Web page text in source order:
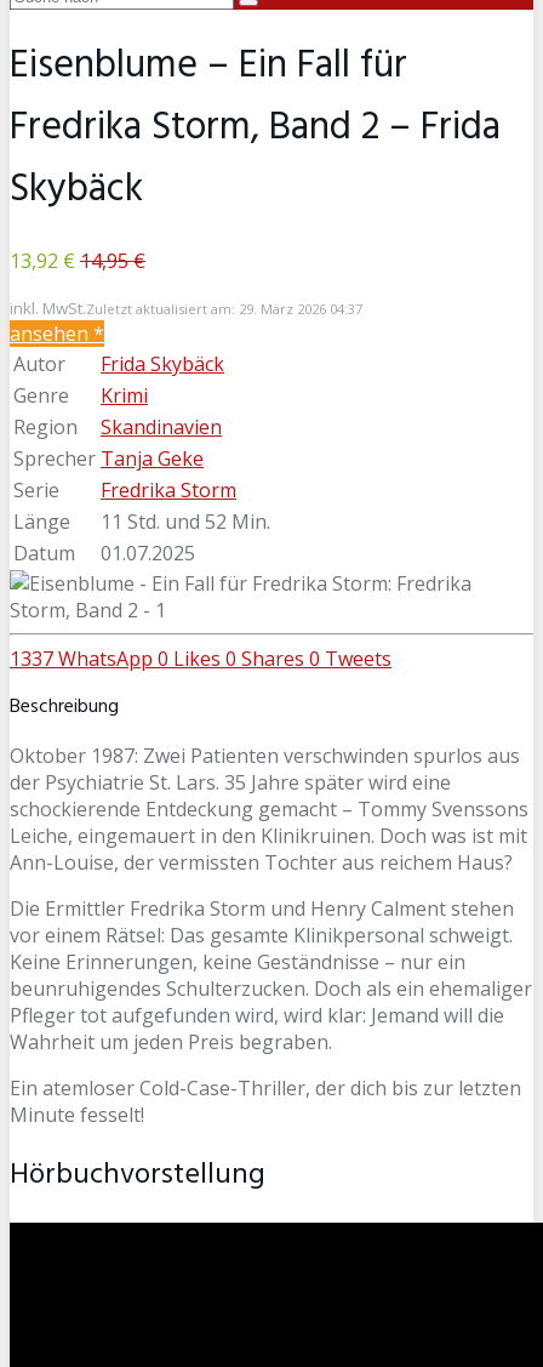
Eisenblume – Ein Fall für
Fredrika Storm, Band 2 – Frida
Skybäck
13,92 € 14,95 €
inkl. MwSt.Zuletzt aktualisiert am: 29. März 2026 04:37
ansehen *
Autor
Frida Skybäck
Genre
Krimi
Region
Skandinavien
Sprecher Tanja Geke
Serie
Fredrika Storm
Länge
11 Std. und 52 Min.
Datum
01.07.2025
1337WhatsApp 0 Likes 0 Shares 0 Tweets
Beschreibung
Oktober 1987: Zwei Patienten verschwinden spurlos aus
der Psychiatrie St. Lars. 35 Jahre später wird eine
schockierende Entdeckung gemacht – Tommy Svenssons
Leiche, eingemauert in den Klinikruinen. Doch was ist mit
Ann-Louise, der vermissten Tochter aus reichem Haus?
Die Ermittler Fredrika Storm und Henry Calment stehen
vor einem Rätsel: Das gesamte Klinikpersonal schweigt.
Keine Erinnerungen, keine Geständnisse – nur ein
beunruhigendes Schulterzucken. Doch als ein ehemaliger
Pfleger tot aufgefunden wird, wird klar: Jemand will die
Wahrheit um jeden Preis begraben.
Ein atemloser Cold-Case-Thriller, der dich bis zur letzten
Minute fesselt!
Hörbuchvorstellung